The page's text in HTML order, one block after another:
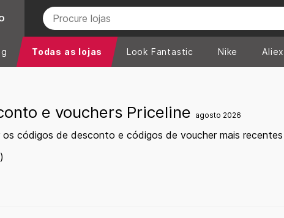
Todas as lojas Look Fantastic Nike
e vouchers Priceline agosto 2026
códigos de desconto e códigos de voucher mais recentes